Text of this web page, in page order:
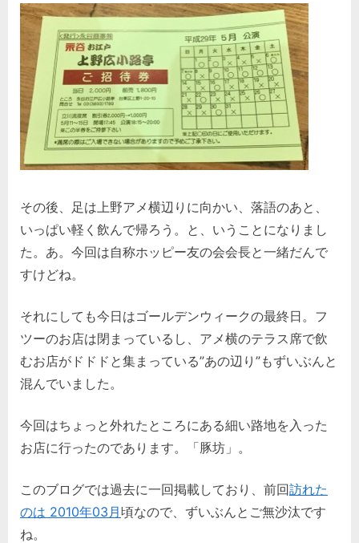
その後、足は上野アメ横辺りに向かい、落語のあと、
いっぱい軽く飲んで帰ろう。と、いうことになりまし
た。あ。今回は自称ホッピー友の会会長と一緒だんで
すけどね。
それにしても今日はゴールデンウィークの最終日。フ
ツーのお店は閉まっているし、アメ横のテラス席で飲
むお店がドドドと集まっている”あの辺り”もずいぶんと
混んでいました。
今回はちょっと外れたところにある細い路地を入った
お店に行ったのであります。「豚坊」。
このブログでは過去に一回掲載しており、前回訪れた
のは 2010年03月頃なので、ずいぶんとご無沙汰です
ね。